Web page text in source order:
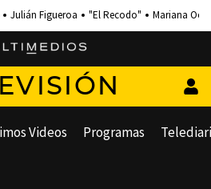
Julián Figueroa "El Recodo" Mariana
Videos Programas